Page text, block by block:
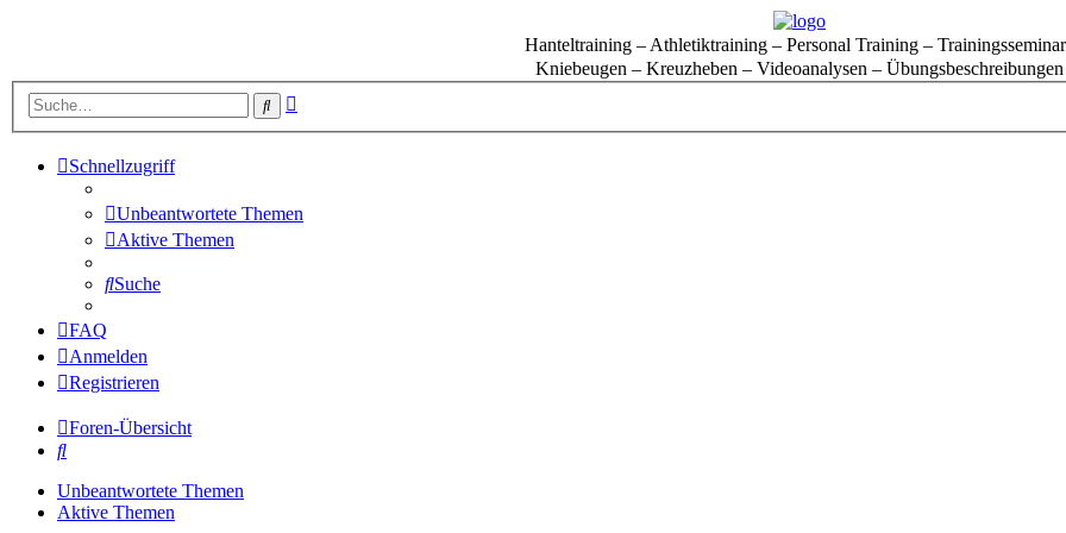
Hanteltraining – Athletiktraining – Personal Training –
Kniebeugen – Kreuzheben – Videoanalysen – Übungsbeschreibungen
Suche
Schnellzugriff
Unbeantwortete Themen
Aktive Themen
Suche
FAQ
Anmelden
Registrieren
Foren-Übersicht
Suche
Unbeantwortete Themen
Aktive Themen